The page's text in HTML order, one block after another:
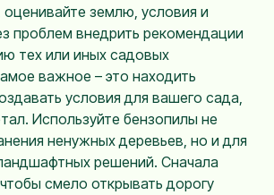
землю, условия и
проблем внедрить рекомендации
тех или иных садовых
важное – это находить
условия для вашего сада,
Используйте бензопилы не
ненужных деревьев, но и для
решений. Сначала
смело открывать дорогу